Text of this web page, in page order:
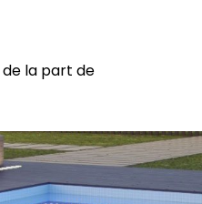
de la part de